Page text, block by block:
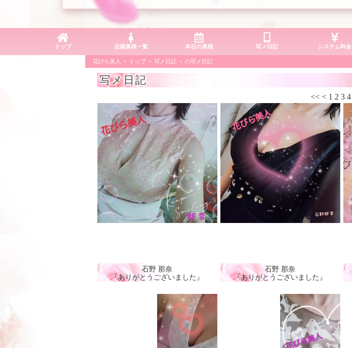
トップ 在籍奥様一覧 本日の奥様 写メ日記 システム料金
花びら美人 トップ 写メ日記 の写メ日記
写メ日記
<< < 1 2 3 4
石野 那奈
『ありがとうございました』
石野 那奈
『ありがとうございました』